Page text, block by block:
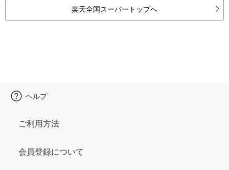
楽天全国スーパートップへ
ヘルプ
ご利用方法
会員登録について